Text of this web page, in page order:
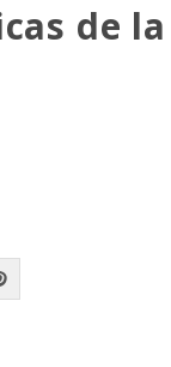
de la